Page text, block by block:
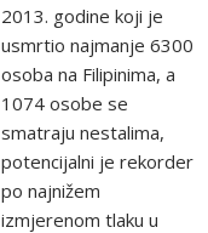
2013. godine koji je
usmrtio najmanje 6300
osoba na Filipinima, a
1074 osobe se
smatraju nestalima,
potencijalni je rekorder
po najnižem
izmjerenom tlaku u